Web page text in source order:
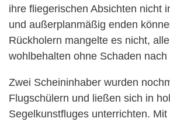
ihre fliegerischen Absichten nicht
und außerplanmäßig enden
Rückholern mangelte es nicht,
wohlbehalten ohne Schaden nach
Zwei Scheininhaber wurden
Flugschülern und ließen sich in
Segelkunstfluges unterrichten.